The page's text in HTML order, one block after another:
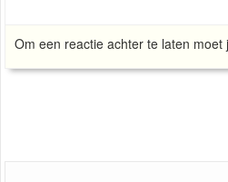
Om een reactie achter te laten moet